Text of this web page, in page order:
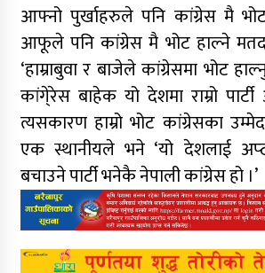
आफ्नो पुर्खाहरुले पनि कांग्रेस मै
आफूले पनि कांग्रेस मै भोट हाल्ने
‘हाम्राबुवा र बाजेले कांग्रेसमा भोट
कांगे्रेस बाहेक यो देशमा राम्रो
त्यसकारण हाम्रो भोट कांग्रेसका
एक स्थानीयले भने ‘यो देशलाई
बचाउने पार्टी भनेकै नेपाली कांग्रेस हो ।’